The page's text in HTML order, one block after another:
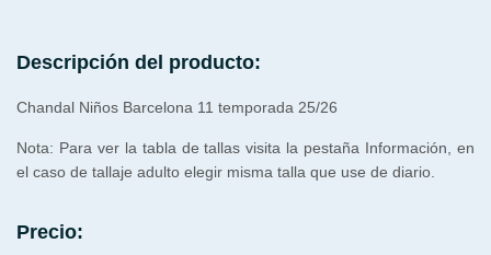
Descripción del producto:
Chandal Niños Barcelona 11 temporada 25/26
Nota: Para ver la tabla de tallas visita la pestaña Información, en
el caso de tallaje adulto elegir misma talla que use de diario.
Precio: